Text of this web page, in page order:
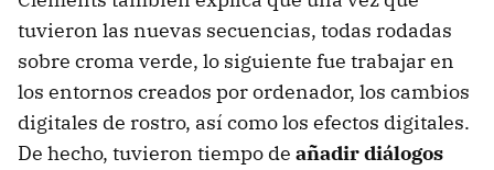
tuvieron las nuevas secuencias, todas rodadas
sobre croma verde, lo siguiente fue trabajar en
los entornos creados por ordenador, los cambios
digitales de rostro, así como los efectos digitales.
De hecho, tuvieron tiempo de añadir diálogos